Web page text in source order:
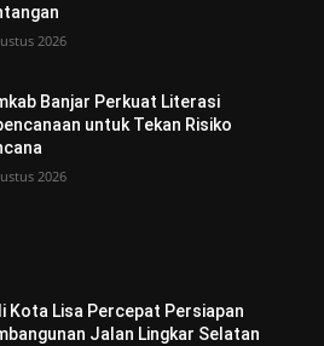
2026
Banjar Perkuat Literasi
untuk Tekan Risiko
2026
Kota Lisa Percepat Persiapan
Jalan Lingkar Selatan